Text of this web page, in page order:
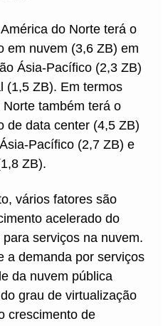
do Norte terá o
em nuvem (3,6 ZB) em
Ásia-Pacífico (2,3 ZB)
(1,5 ZB). Em termos
também terá o
de data center (4,5 ZB)
Pacífico (2,7 ZB) e
ZB).
vários fatores são
acelerado do
serviços na nuvem.
a demanda por serviços
da nuvem pública
grau de virtualização
crescimento de